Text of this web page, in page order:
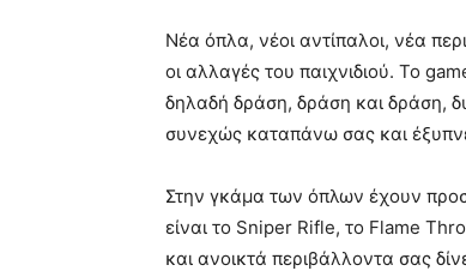
Νέα όπλα, νέοι αντίπαλοι, νέα
οι αλλαγές του παιχνιδιού. Το
δηλαδή δράση, δράση και δράση,
συνεχώς καταπάνω σας και
Στην γκάμα των όπλων έχουν
είναι το Sniper Rifle, το Flame
και ανοικτά περιβάλλοντα σας